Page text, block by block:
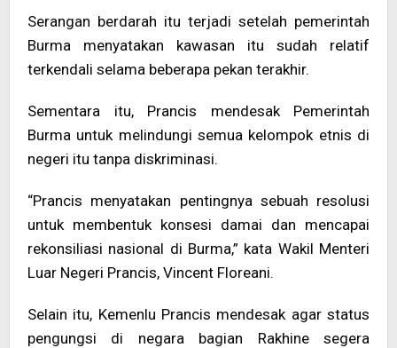
Serangan berdarah itu terjadi setelah pemerintah
Burma menyatakan kawasan itu sudah relatif
terkendali selama beberapa pekan terakhir.
Sementara itu, Prancis mendesak Pemerintah
Burma untuk melindungi semua kelompok etnis di
negeri itu tanpa diskriminasi.
“Prancis menyatakan pentingnya sebuah resolusi
untuk membentuk konsesi damai dan mencapai
rekonsiliasi nasional di Burma,” kata Wakil Menteri
Luar Negeri Prancis, Vincent Floreani.
Selain itu, Kemenlu Prancis mendesak agar status
pengungsi di negara bagian Rakhine segera